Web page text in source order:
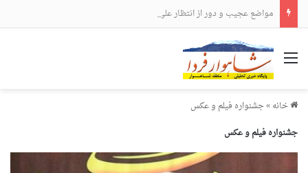
مواضع عجیب و دور از انتظار علی لاریجانی
منو
خانه»جشنواره فیلم و عکس
جشنواره فیلم و عکس